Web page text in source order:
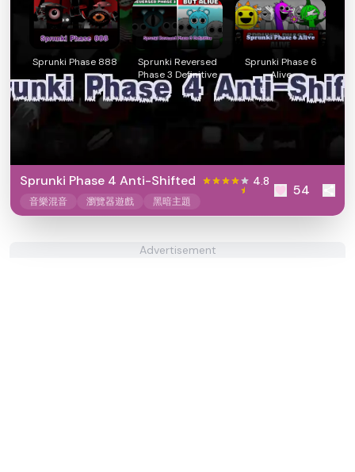
Sprunki Phase 888
Sprunki Reversed
Phase 3 Definitive
Sprunki Phase 6
Alive
Sprunki Phase 4 Anti-Shifted 4.8
音樂混音 瀏覽器遊戲 黑暗主題
54
Advertisement